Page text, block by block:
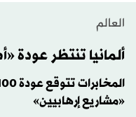
العالم
ألمانيا تنتظر عودة
«مشاريع إرهابيين»